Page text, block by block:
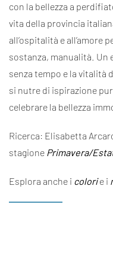
con la bellezza a
vita della provincia
all’ospitalità e all’amore
sostanza, manualità. Un
senza tempo e la vitalità
si nutre di ispirazione
celebrare la bellezza
Ricerca: Elisabetta
stagione Primavera/
Esplora anche i colori e i